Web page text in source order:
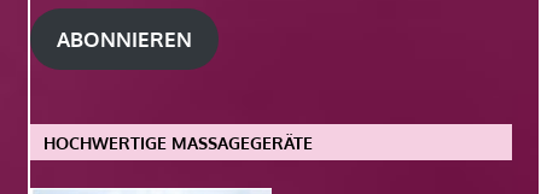
Adresse
ABONNIEREN
HOCHWERTIGE MASSAGEGERÄTE